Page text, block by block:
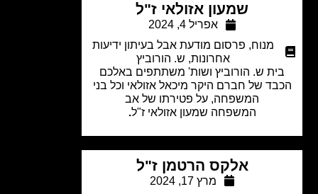
שמעון אזולאי ז"ל
אפריל 4, 2024
מנוח,
פרסום מודעת אבל בעיתון ידיעות
אחרונות,ש. הורוביץ
ש. הורוביץ ושות' משתתפים באלכם
של חברם היקר מיכאל אזולאי וכל בני
המשפחה, על פטירתו של אב
המשפחה שמעון אזולאי ז"ל.
אלקס הרטמן ז"ל
מרץ 17, 2024